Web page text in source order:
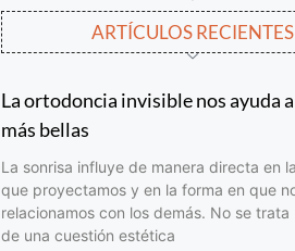
ARTÍCULOS RECIENTES
La ortodoncia invisible nos ayuda
más bellas
La sonrisa influye de manera directa en
que proyectamos y en la forma en que
relacionamos con los demás. No se trata
de una cuestión estética